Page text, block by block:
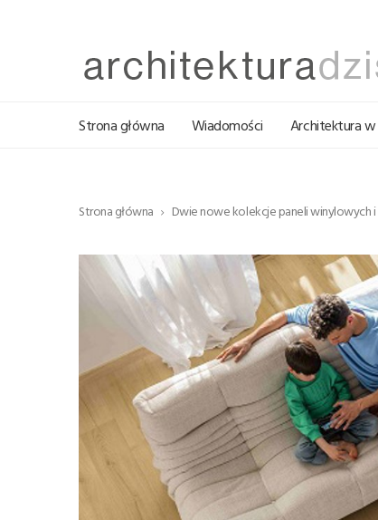
Strona główna Wiadomości Architektura w
Strona główna Dwie nowe kolekcje paneli winylowych i